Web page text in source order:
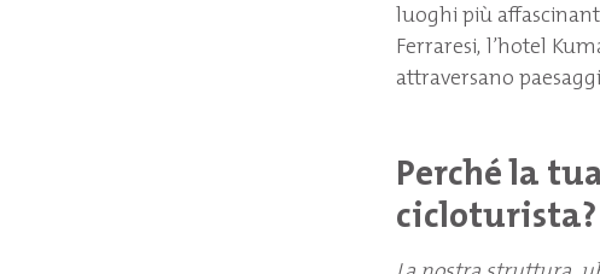
luoghi più
Ferraresi, l’hotel
attraversano
Perché la
cicloturista?